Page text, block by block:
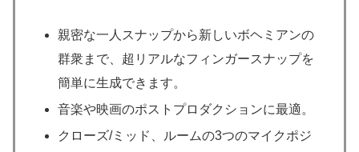
親密な一人スナップから新しいボヘミアンの
群衆まで、超リアルなフィンガースナップを
簡単に生成できます。
音楽や映画のポストプロダクションに最適。
クローズ/ミッド、ルームの3つのマイクポジ